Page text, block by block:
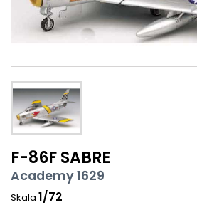
F-86F SABRE
Academy 1629
Skala 1/72